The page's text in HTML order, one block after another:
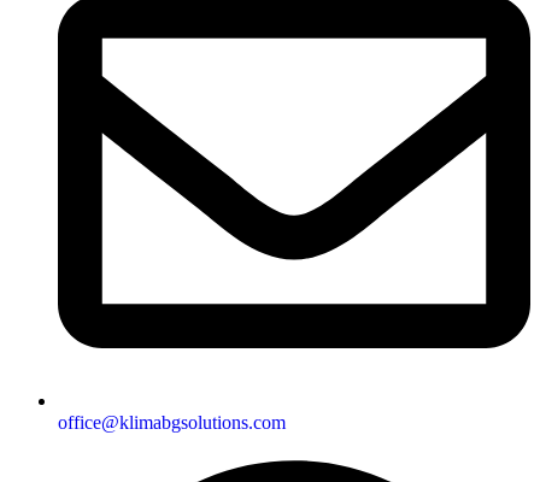
office@klimabgsolutions.com